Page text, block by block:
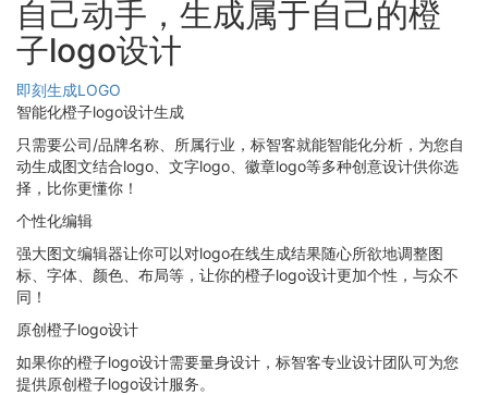
自己动手，生成属于自己的橙
子logo设计
即刻生成LOGO
智能化橙子logo设计生成
只需要公司/品牌名称、所属行业，标智客就能智能化分析，为您自
动生成图文结合logo、文字logo、徽章logo等多种创意设计供你选
择，比你更懂你！
个性化编辑
强大图文编辑器让你可以对logo在线生成结果随心所欲地调整图
标、字体、颜色、布局等，让你的橙子logo设计更加个性，与众不
同！
原创橙子logo设计
如果你的橙子logo设计需要量身设计，标智客专业设计团队可为您
提供原创橙子logo设计服务。